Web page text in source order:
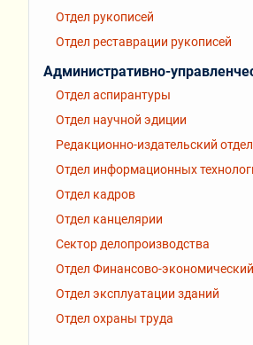
Отдел рукописей
Отдел реставрации рукописей
Административно-
Отдел аспирантуры
Отдел научной эдиции
Редакционно-издательский отдел
Отдел информационных
Отдел кадров
Отдел канцелярии
Сектор делопроизводства
Отдел Финансово-экономический
Отдел эксплуатации зданий
Отдел охраны труда